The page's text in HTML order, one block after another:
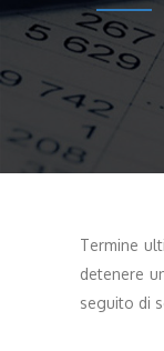
Termine
detenere
seguito di